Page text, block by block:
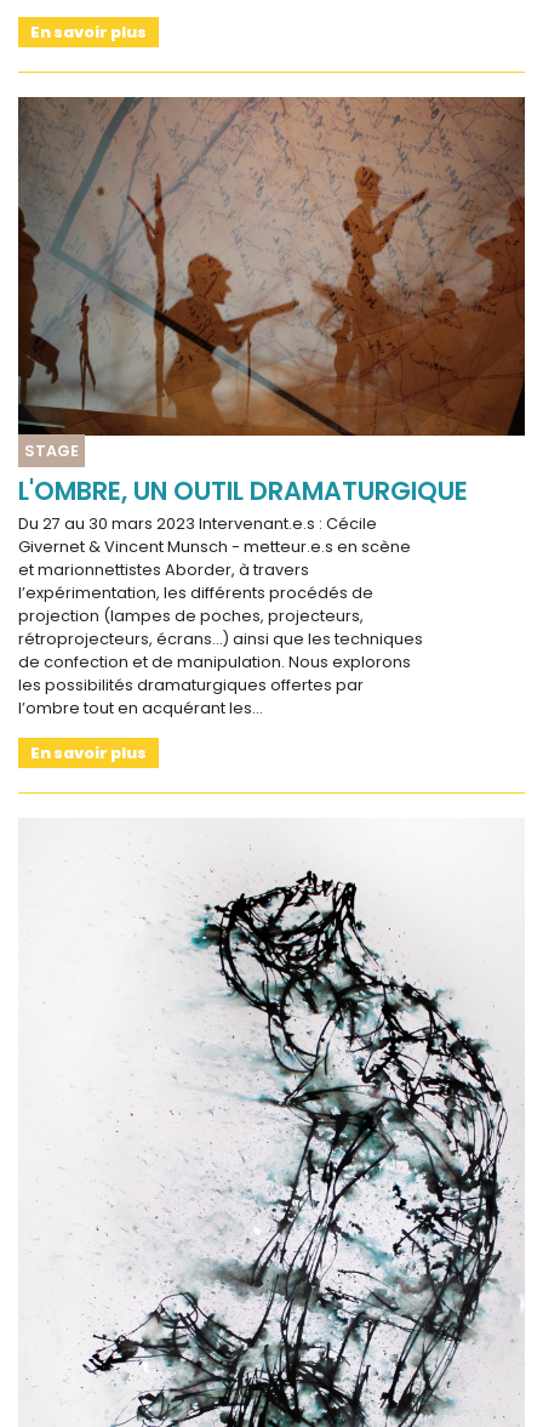
En savoir plus
STAGE
L'OMBRE, UN OUTIL DRAMATURGIQUE
Du 27 au 30 mars 2023 Intervenant.e.s : Cécile
Givernet & Vincent Munsch - metteur.e.s en scène
et marionnettistes Aborder, à travers
l’expérimentation, les différents procédés de
projection (lampes de poches, projecteurs,
rétroprojecteurs, écrans…) ainsi que les techniques
de confection et de manipulation. Nous explorons
les possibilités dramaturgiques offertes par
l’ombre tout en acquérant les…
En savoir plus